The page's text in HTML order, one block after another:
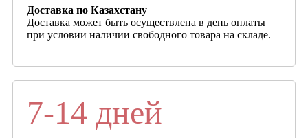
Доставка по Казахстану
Доставка может быть осуществлена в день оплаты
при условии наличии свободного товара на складе.
7-14 дней